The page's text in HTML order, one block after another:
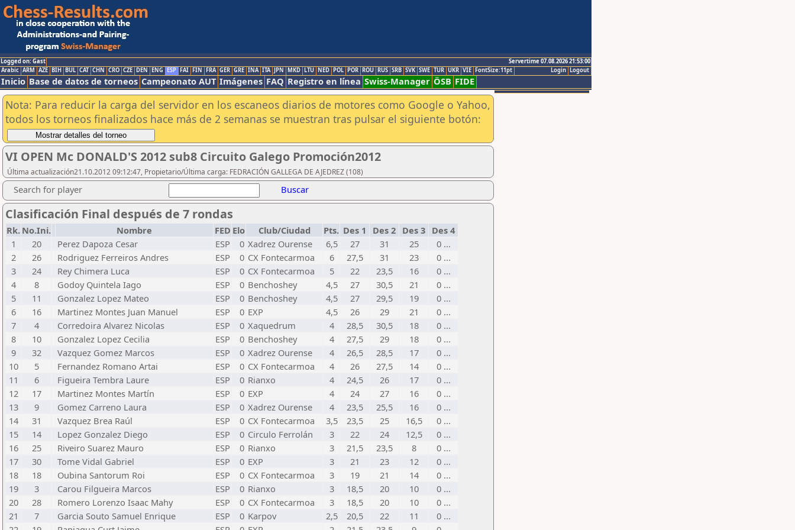
Logged on: Gast
Servertime 07.08.2026 21:53:00
Logout
Login
Arabic ARM AZE BIH BUL CAT CHN CRO CZE DEN ENG ESP FAI FIN FRA GER GRE INA ITA JPN MKD LTU NED POL POR ROU RUS SRB SVK SWE TUR UKR VIE FontSize:11pt
Inicio Base de datos de torneos Campeonato AUT Imágenes FAQ Registro en línea Swiss-Manager ÖSB FIDE
Nota: Para reducir la carga del servidor en los escaneos diarios de motores como Google o Yahoo,
todos los torneos finalizados hace más de 2 semanas se muestran tras pulsar el siguiente botón:
VI OPEN Mc DONALD'S 2012 sub8 Circuito Galego Promoción2012
Última actualización21.10.2012 09:12:47, Propietario/Última carga: FEDRACIÓN GALLEGA DE AJEDREZ (108)
Search for player Buscar
Clasificación Final después de 7 rondas
Rk. No.Ini. Nombre FED Elo Club/Ciudad Pts. Des 1 Des 2 Des 3 Des 4
1
20 Perez Dapoza Cesar ESP 0 Xadrez Ourense 6,5 27 31 25
0 ...
2
26 Rodriguez Ferreiros Andres ESP 0 CX Fontecarmoa 6 27,5 31 23
0 ...
3
24 Rey Chimera Luca ESP 0 CX Fontecarmoa 5 22 23,5 16
0 ...
4
8 Godoy Quintela Iago ESP 0 Benchoshey 4,5 27 30,5 21
0 ...
5
11 Gonzalez Lopez Mateo ESP 0 Benchoshey 4,5 27 29,5 19
0 ...
6
16 Martinez Montes Juan Manuel ESP 0 EXP 4,5 26 29 21
0 ...
7
4 Corredoira Alvarez Nicolas ESP 0 Xaquedrum 4 28,5 30,5 18
0 ...
8
10 Gonzalez Lopez Cecilia ESP 0 Benchoshey 4 27,5 29 18
0 ...
9
32 Vazquez Gomez Marcos ESP 0 Xadrez Ourense 4 26,5 28,5 17
0 ...
10
5 Fernandez Romano Artai ESP 0 CX Fontecarmoa 4 26 27,5 14
0 ...
11
6 Figueira Tembra Laure ESP 0 Rianxo 4 24,5 26 17
0 ...
12
17 Martinez Montes Martín ESP 0 EXP 4 24 27 16
0 ...
13
9 Gomez Carreno Laura ESP 0 Xadrez Ourense 4 23,5 25,5 16
0 ...
14
31 Vazquez Brea Raúl ESP 0 CX Fontecarmoa 3,5 23,5 25 16,5
0 ...
15
14 Lopez Gonzalez Diego ESP 0 Circulo Ferrolán 3 22 24 12,5
0 ...
16
25 Riveiro Suarez Mauro ESP 0 Rianxo 3 21,5 23,5 8
0 ...
17
30 Tome Vidal Gabriel ESP 0 EXP 3 21 23 12
0 ...
18
18 Oubina Santorum Roi ESP 0 CX Fontecarmoa 3 19 21 14
0 ...
19
3 Carou Filgueira Marcos ESP 0 Rianxo 3 18,5 20 10
0 ...
20
28 Romero Lorenzo Isaac Mahy ESP 0 CX Fontecarmoa 3 18,5 20 10
0 ...
21
7 Garcia Souto Samuel Enrique ESP 0 Karpov 2,5 20,5 22 11
0 ...